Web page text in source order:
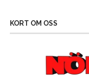
KORT OM OSS